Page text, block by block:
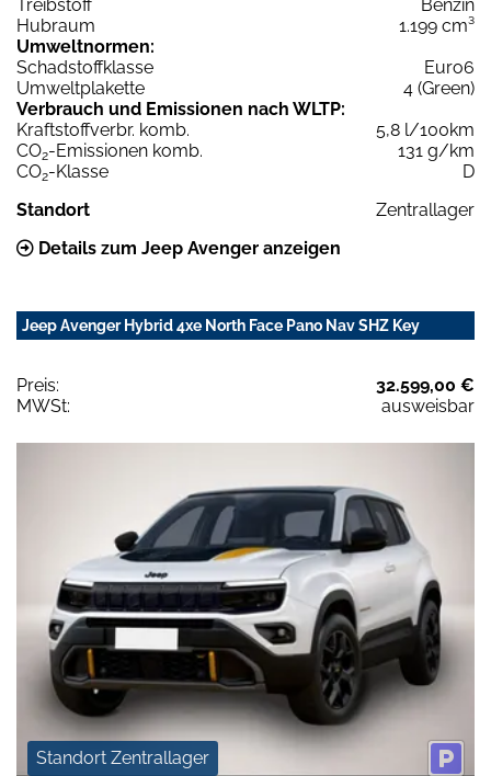
Treibstoff
Benzin
Hubraum
1.199 cm³
Umweltnormen:
Schadstoffklasse
Euro6
Umweltplakette
4 (Green)
Verbrauch und Emissionen nach WLTP:
Kraftstoffverbr. komb.
5,8 l/100km
CO2-Emissionen komb.
131 g/km
CO2-Klasse
D
Standort
Zentrallager
Details zum Jeep Avenger anzeigen
Jeep Avenger Hybrid 4xe North Face Pano Nav SHZ Key
Preis:
32.599,00 €
MWSt:
ausweisbar
Standort Zentrallager